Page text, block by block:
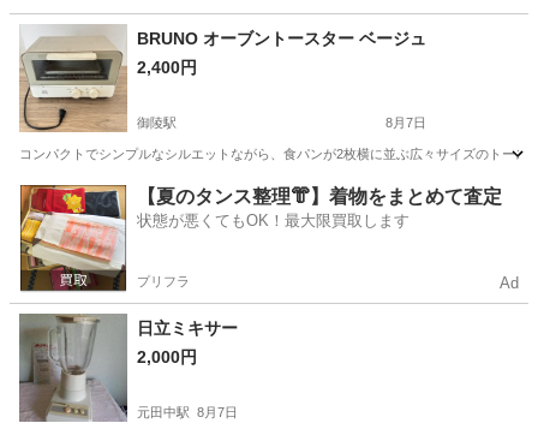
京都 京都市 オーディオ
BRUNO オーブントースター ベージュ
2,400円
御陵駅 8月7日
コンパクトでシンプルなシルエットながら、食パンが2枚横に並ぶ広々サイズのトー
京都 京都市 御陵駅 キッチン家電
【夏のタンス整理👘】着物をまとめて査定
状態が悪くてもOK！最大限買取します
プリフラ Ad
日立ミキサー
2,000円
元田中駅 8月7日